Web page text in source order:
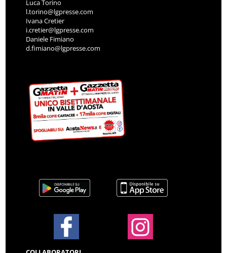
Luca Torino
l.torino@lgpresse.com
Ivana Cretier
i.cretier@lgpresse.com
Daniele Fimiano
d.fimiano@lgpresse.com